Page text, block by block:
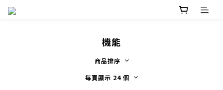
機能
商品排序
每頁顯示 24 個